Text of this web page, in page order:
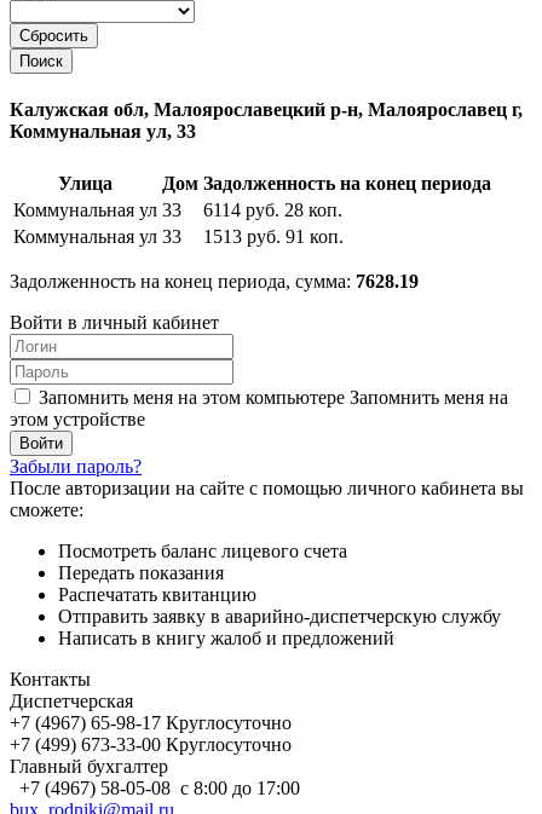
Калужская обл, Малоярославецкий р-н, Малоярославец г,
Коммунальная ул, 33
Улица Дом Задолженность на конец периода
Коммунальная ул 33 6114 руб. 28 коп.
Коммунальная ул 33 1513 руб. 91 коп.
Задолженность на конец периода, сумма: 7628.19
Войти в личный кабинет
Запомнить меня на этом компьютере Запомнить меня на
этом устройстве
Забыли пароль?
После авторизации на сайте с помощью личного кабинета вы
сможете:
Посмотреть баланс лицевого счета
Передать показания
Распечатать квитанцию
Отправить заявку в аварийно-диспетчерскую службу
Написать в книгу жалоб и предложений
Контакты
Диспетчерская
+7 (4967) 65-98-17 Круглосуточно
+7 (499) 673-33-00 Круглосуточно
Главный бухгалтер
+7 (4967) 58-05-08 с 8:00 до 17:00
bux_rodniki@mail.ru